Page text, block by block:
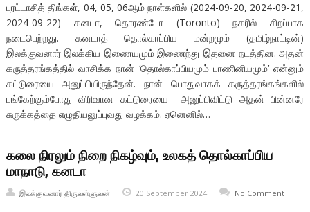
புரட்டாசித் திங்கள், 04, 05, 06ஆம் நாள்களில் (2024-09-20, 2024-09-21,
2024-09-22) கனடா, தொரண்டோ (Toronto) நகரில் சிறப்பாக
நடைபெற்றது. கனடாத் தொல்காப்பிய மன்றமும் (தமிழ்நாட்டின்)
இலக்குவனார் இலக்கிய இணையமும் இணைந்து இதனை நடத்தின. அதன்
கருத்தரங்கத்தில் வாசிக்க நான் ‘தொல்காப்பியமும் பாணினியமும்’ என்னும்
கட்டுரையை அனுப்பியிருந்தேன். நான் பொதுவாகக் கருத்தரங்கங்களில்
பங்கேற்கும்போது விரிவான கட்டுரையை அனுப்பிவிட்டு அதன் பின்னரே
சுருக்கத்தை எழுதியனுப்புவது வழக்கம். ஏனெனில்…
கலை நிரலும் நிறை நிகழ்வும், உலகத் தொல்காப்பிய
மாநாடு, கனடா
இலக்குவனார் திருவள்ளுவன் 20 September 2024 No Comment